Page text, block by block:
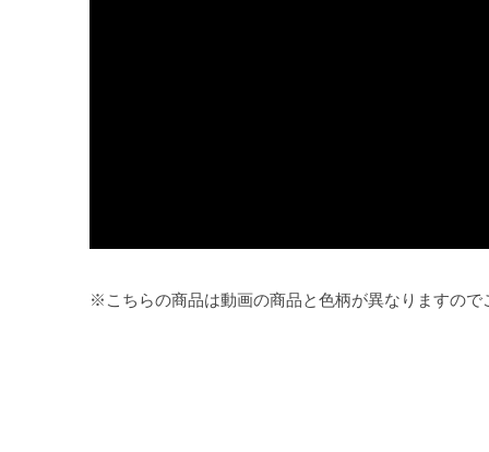
※こちらの商品は動画の商品と色柄が異なりますので